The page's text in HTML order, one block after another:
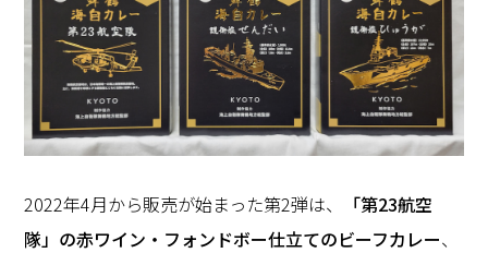
2022年4月から販売が始まった第2弾は、
「第23航空
隊」の赤ワイン・フォンドボー仕立てのビーフカレー、